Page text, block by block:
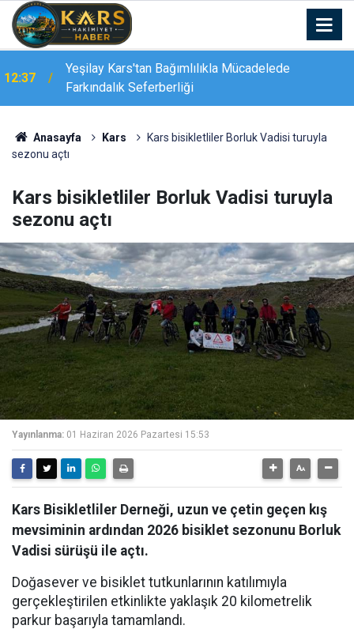
12:37
Yeşilay Kars'tan Bağımlılıkla Mücadelede
Farkındalık Seferberliği
Anasayfa Kars
Kars bisikletliler Borluk Vadisi turuyla
sezonu açtı
Kars bisikletliler Borluk Vadisi turuyla
sezonu açtı
Yayınlanma: 01 Haziran 2026 Pazartesi 15:53
Kars Bisikletliler Derneği, uzun ve çetin geçen kış
mevsiminin ardından 2026 bisiklet sezonunu Borluk
Vadisi sürüşü ile açtı.
Doğasever ve bisiklet tutkunlarının katılımıyla
gerçekleştirilen etkinlikte yaklaşık 20 kilometrelik
parkur başarıyla tamamlandı.